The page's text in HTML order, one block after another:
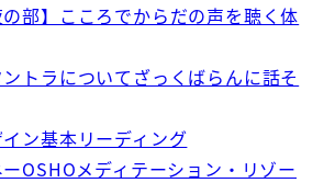
の部】こころでからだの声を聴く体
ントラについてざっくばらんに話そ
ン基本リーディング
ーOSHOメディテーション・リゾー